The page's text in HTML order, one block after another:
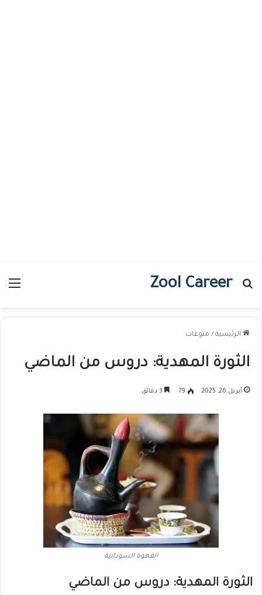
Zool Career
بحث عن
الرئيسية / منوعات
الثورة المهدية: دروس من الماضي
أبريل 26, 2025 79
القهوة السودانية
الثورة المهدية: دروس من الماضي